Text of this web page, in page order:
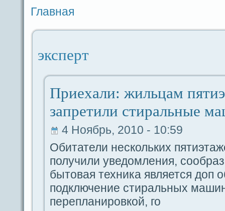
Главная
эксперт
Приехали: жильцам
запретили стиpaльные
4 Ноябрь, 2010 - 10:59
Обитатели нескольких
получили уведомления,
бытовая техника является доп
подключение стиpaльных
перепланировкой, го